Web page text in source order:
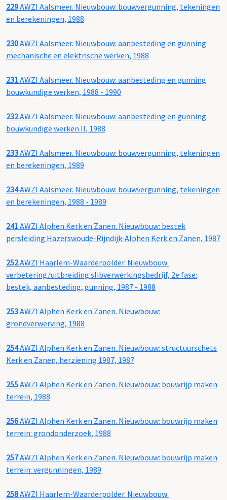
229AWZI Aalsmeer. Nieuwbouw: bouwvergunning, tekeningen
en berekeningen, 1988
230AWZI Aalsmeer. Nieuwbouw: aanbesteding en gunning
mechanische en elektrische werken, 1988
231AWZI Aalsmeer. Nieuwbouw: aanbesteding en gunning
bouwkundige werken, 1988 - 1990
232AWZI Aalsmeer. Nieuwbouw: aanbesteding en gunning
bouwkundige werken II, 1988
233AWZI Aalsmeer. Nieuwbouw: bouwvergunning, tekeningen
en berekeningen, 1989
234AWZI Aalsmeer. Nieuwbouw: bouwvergunning, tekeningen
en berekeningen, 1988 - 1989
241AWZI Alphen Kerk en Zanen. Nieuwbouw: bestek
persleiding Hazerswoude-Rijndijk-Alphen Kerk en Zanen, 1987
252AWZI Haarlem-Waarderpolder. Nieuwbouw:
verbetering/uitbreiding slibverwerkingsbedrijf, 2e fase:
bestek, aanbesteding, gunning, 1987 - 1988
253AWZI Alphen Kerk en Zanen. Nieuwbouw:
grondverwerving, 1988
254AWZI Alphen Kerk en Zanen. Nieuwbouw: structuurschets
Kerk en Zanen, herziening 1987, 1987
255AWZI Alphen Kerk en Zanen. Nieuwbouw: bouwrijp maken
terrein, 1988
256AWZI Alphen Kerk en Zanen. Nieuwbouw: bouwrijp maken
terrein: grondonderzoek, 1988
257AWZI Alphen Kerk en Zanen. Nieuwbouw: bouwrijp maken
terrein: vergunningen, 1989
258AWZI Haarlem-Waarderpolder. Nieuwbouw: